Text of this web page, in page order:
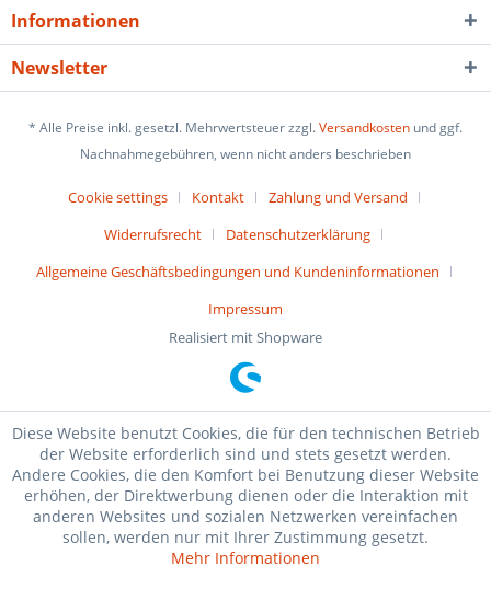
Informationen
Newsletter
* Alle Preise inkl. gesetzl. Mehrwertsteuer zzgl.Versandkosten und ggf.
Nachnahmegebühren, wenn nicht anders beschrieben
Cookie settings Kontakt
Zahlung und Versand
Widerrufsrecht
Datenschutzerklärung
Allgemeine Geschäftsbedingungen und Kundeninformationen
Impressum
Realisiert mit Shopware
Diese Website benutzt Cookies, die für den technischen Betrieb
der Website erforderlich sind und stets gesetzt werden.
Andere Cookies, die den Komfort bei Benutzung dieser Website
erhöhen, der Direktwerbung dienen oder die Interaktion mit
anderen Websites und sozialen Netzwerken vereinfachen
sollen, werden nur mit Ihrer Zustimmung gesetzt.
Mehr Informationen